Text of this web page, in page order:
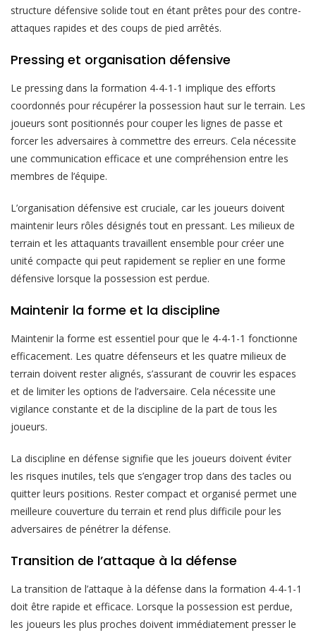
structure défensive solide tout en étant prêtes pour des contre-
attaques rapides et des coups de pied arrêtés.
Pressing et organisation défensive
Le pressing dans la formation 4-4-1-1 implique des efforts
coordonnés pour récupérer la possession haut sur le terrain. Les
joueurs sont positionnés pour couper les lignes de passe et
forcer les adversaires à commettre des erreurs. Cela nécessite
une communication efficace et une compréhension entre les
membres de l’équipe.
L’organisation défensive est cruciale, car les joueurs doivent
maintenir leurs rôles désignés tout en pressant. Les milieux de
terrain et les attaquants travaillent ensemble pour créer une
unité compacte qui peut rapidement se replier en une forme
défensive lorsque la possession est perdue.
Maintenir la forme et la discipline
Maintenir la forme est essentiel pour que le 4-4-1-1 fonctionne
efficacement. Les quatre défenseurs et les quatre milieux de
terrain doivent rester alignés, s’assurant de couvrir les espaces
et de limiter les options de l’adversaire. Cela nécessite une
vigilance constante et de la discipline de la part de tous les
joueurs.
La discipline en défense signifie que les joueurs doivent éviter
les risques inutiles, tels que s’engager trop dans des tacles ou
quitter leurs positions. Rester compact et organisé permet une
meilleure couverture du terrain et rend plus difficile pour les
adversaires de pénétrer la défense.
Transition de l’attaque à la défense
La transition de l’attaque à la défense dans la formation 4-4-1-1
doit être rapide et efficace. Lorsque la possession est perdue,
les joueurs les plus proches doivent immédiatement presser le